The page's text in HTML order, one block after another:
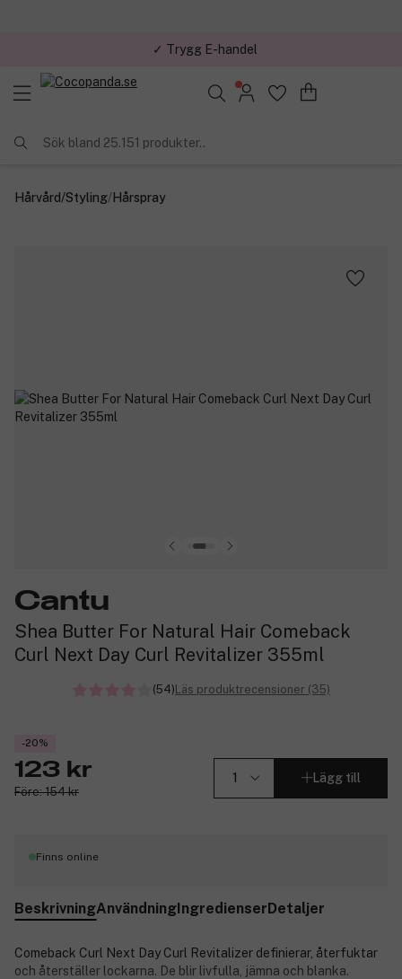
✓ Trygg E-handel
Sök bland 25.151 produkter..
Hårvård/Styling/Hårspray
Cantu
Shea Butter For Natural Hair Comeback
Curl Next Day Curl Revitalizer 355ml
(54) Läs produktrecensioner (35)
-20%
123 kr
Före: 154 kr
Lägg till
Finns online
BeskrivningAnvändningIngredienserDetaljer
Comeback Curl Next Day Curl Revitalizer definierar, återfuktar
och återställer lockarna. De blir livfulla, jämna och blanka.